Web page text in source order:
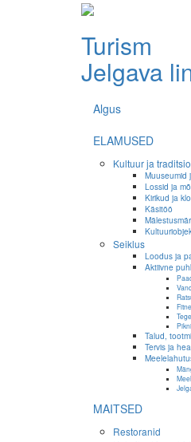
Turism
Jelgava
Algus
ELAMUSED
Kultuur ja
Muuseumid
Lossid ja
Kirikud ja
Käsitöö
Seiklus
Loodus ja
Aktiivne
Talud,
Tervis ja
MAITSED
Restoranid